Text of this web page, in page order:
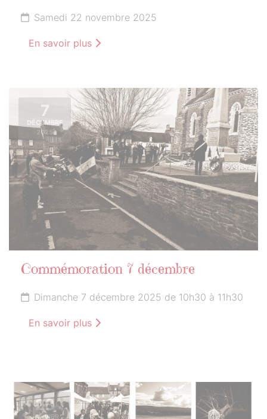
Samedi 22 novembre 2025
En savoir plus
7
DÉCEMBRE
2025
Commémoration 7 décembre
Dimanche 7 décembre 2025 de 10h30 à 11h30
En savoir plus
23
JANVIER